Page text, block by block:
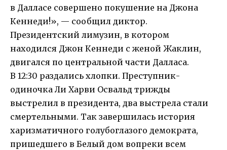
в Далласе совершено покушение на Джона
Кеннеди!», — сообщил диктор.
Президентский лимузин, в котором
находился Джон Кеннеди с женой Жаклин,
двигался по центральной части Далласа.
В 12:30 раздались хлопки. Преступник-
одиночка Ли Харви Освальд трижды
выстрелил в президента, два выстрела стали
смертельными. Так завершилась история
харизматичного голубоглазого демократа,
пришедшего в Белый дом вопреки всем